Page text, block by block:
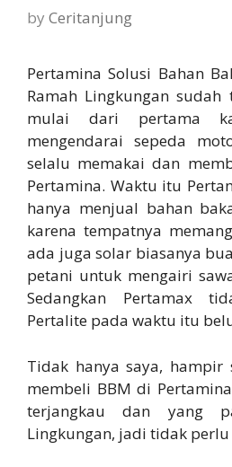
by Ceritanjung
Pertamina Solusi Bahan
Ramah Lingkungan
mulai dari pertama
mengendarai sepeda
selalu memakai dan
Pertamina. Waktu itu
hanya menjual bahan
karena tempatnya
ada juga solar biasanya
petani untuk mengairi
Sedangkan Pertamax
Pertalite pada waktu itu
Tidak hanya saya, hampir
membeli BBM di
terjangkau dan yang
Lingkungan, jadi tidak